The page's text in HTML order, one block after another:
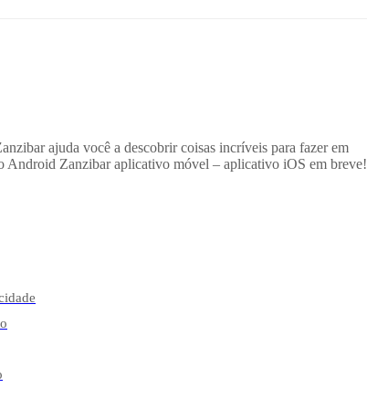
ajuda você a descobrir coisas incríveis para fazer em
Android Zanzibaraplicativo móvel – aplicativo iOS em breve!